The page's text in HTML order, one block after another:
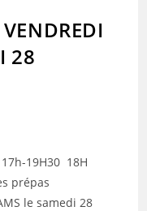
28
19H30 18H
prépas
le samedi 28